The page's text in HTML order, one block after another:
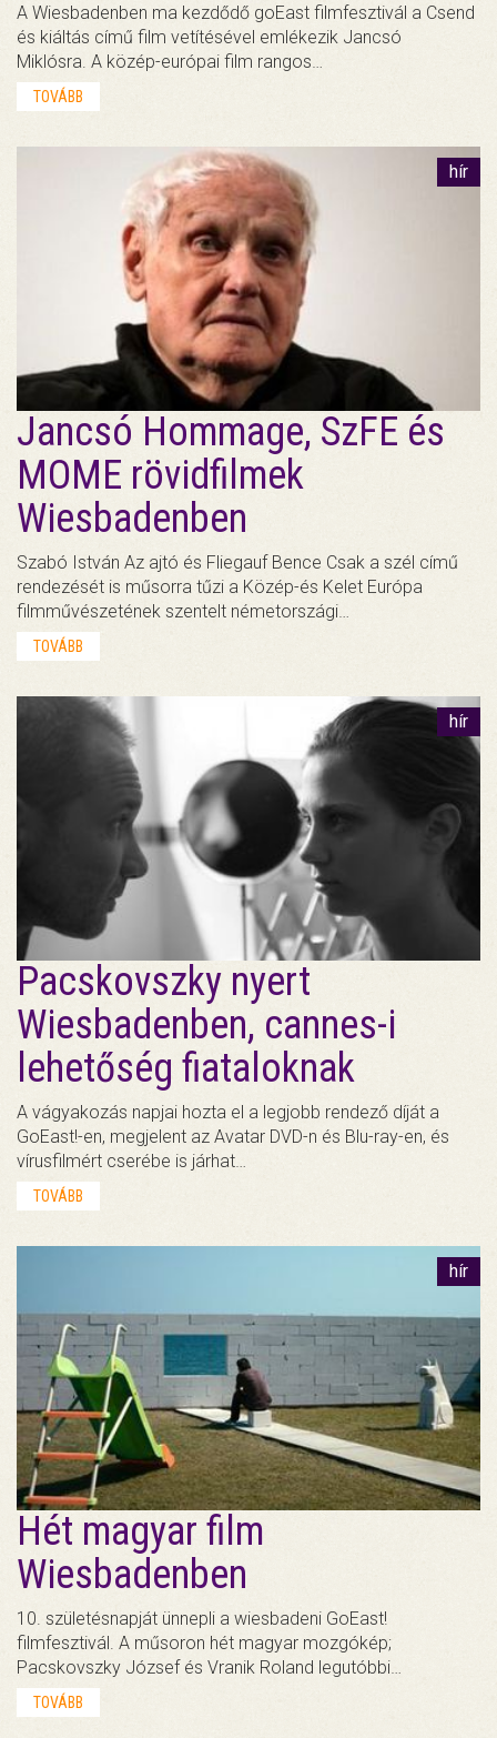
A Wiesbadenben ma kezdődő goEast filmfesztivál a Csend
és kiáltás című film vetítésével emlékezik Jancsó
Miklósra. A közép-európai film rangos…
TOVÁBB
hír
Jancsó Hommage, SzFE és
MOME rövidfilmek
Wiesbadenben
Szabó István Az ajtó és Fliegauf Bence Csak a szél című
rendezését is műsorra tűzi a Közép-és Kelet Európa
filmművészetének szentelt németországi…
TOVÁBB
hír
Pacskovszky nyert
Wiesbadenben, cannes-i
lehetőség fiataloknak
A vágyakozás napjai hozta el a legjobb rendező díját a
GoEast!-en, megjelent az Avatar DVD-n és Blu-ray-en, és
vírusfilmért cserébe is járhat…
TOVÁBB
hír
Hét magyar film
Wiesbadenben
10. születésnapját ünnepli a wiesbadeni GoEast!
filmfesztivál. A műsoron hét magyar mozgókép;
Pacskovszky József és Vranik Roland legutóbbi…
TOVÁBB